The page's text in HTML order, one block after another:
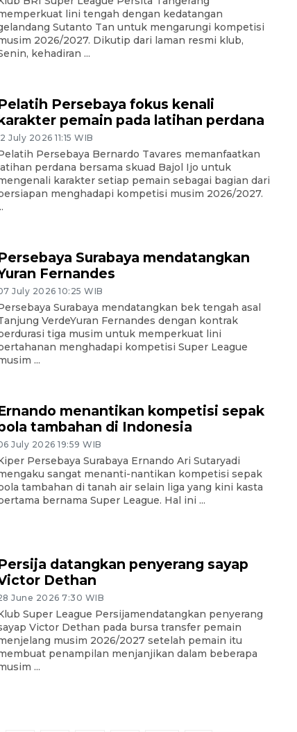
lini tengah dengan kedatangan
Sutanto Tan untuk mengarungi kompetisi
2026/2027. Dikutip dari laman resmi klub,
kehadiran ...
Persebaya fokus kenali
pemain pada latihan perdana
July 2026 11:15 WIB
Persebaya Bernardo Tavares memanfaatkan
perdana bersama skuad Bajol Ijo untuk
karakter setiap pemain sebagai bagian dari
menghadapi kompetisi musim 2026/2027.
Surabaya mendatangkan
Fernandes
July 2026 10:25 WIB
Surabaya mendatangkan bek tengah asal
VerdeYuran Fernandes dengan kontrak
tiga musim untuk memperkuat lini
menghadapi kompetisi Super League
...
menantikan kompetisi sepak
tambahan di Indonesia
July 2026 19:59 WIB
Persebaya Surabaya Ernando Ari Sutaryadi
sangat menanti-nantikan kompetisi sepak
tambahan di tanah air selain liga yang kini kasta
bernama Super League. Hal ini ...
datangkan penyerang sayap
Dethan
June 2026 7:30 WIB
Super League Persijamendatangkan penyerang
Victor Dethan pada bursa transfer pemain
musim 2026/2027 setelah pemain itu
penampilan menjanjikan dalam beberapa
...
Pasokan hortikultura
melimpah picu deflasi DIY